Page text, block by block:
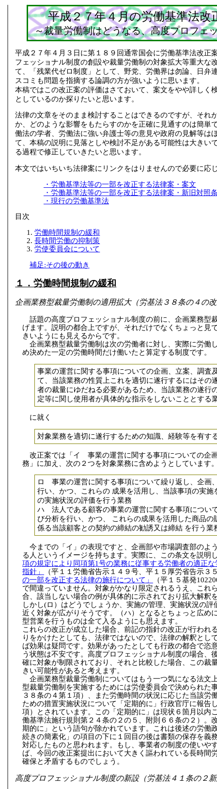
平成２７年４月の労働基準法改
～裁量労働制はどうなる、高度プロフェ
平成２７年４月３日に第１８９回通常国会に労働基準法改正
フェッショナル制度の創設や裁量労働制の対象拡大等重大な
て、「残業代ゼロ制度」として、野党、労働界は勿論、日弁
スコミも問題を指摘する論調の方が強いように思います。
本稿ではこの改正案の評価はさておいて、案文をやや詳しく
としているのか探りたいと思います。
法律の文章をそのまま検討することはできるのですが、それ
か、どのような影響をもたらすのかを正確に見通すのは簡単
働法の学者、労働法に強い弁護士等の意見や政府の見解等は
て、本稿の説明に見落としや検討不足がある可能性は大きい
る過程で修正していきたいと思います。
本文ではいちいち法律案にリンクをはりませんので必要に応
・労働基準法等の一部を改正する法律案・案文
・労働基準法等の一部を改正する法律案・新旧対照
・現行の労働基準法
目次
労働時間規制の緩和
長時間労働の抑制策
労使委員会について
補足:その後の動き
１．労働時間規制の緩和
企画業務型裁量労働制の適用拡大（労基法３８条の４の
話題の高度プロフェッショナル制度の前に、企画業務型
げます。説明の都合上ですが、それだけでなくちょっと見
きいようにも見えるからです。
企画業務型裁量労働制は次の労働者に対し、実際に労働
め決めた一定の労働時間だけ働いたと算定する制度です。
事業の運営に関する事項についての企画、立案、調査
て、当該業務の性質上これを適切に遂行するにはその
者の裁量にゆだねる必要があるため、当該業務の遂行
定等に関し使用者が具体的な指示をしないこととする
に就く
対象業務を適切に遂行するための知識、経験等を有す
改正案では「イ 事業の運営に関する事項についての企
務」に加え、次の２つを対象業務に含めようとしています
ロ 事業の運営に関する事項について繰り返し、企画
行い、かつ、これらの 成果を活用し、当該事項の実施
の実施状況の評価を行う業務
ハ 法人である顧客の事業の運営に関する事項につい
び分析を行い、かつ、 これらの成果を活用した商品の
係る当該顧客との契約の締結の勧誘又は締結 を行う業
今までの「イ」の表現ですと、企画部や市場調査部のよ
る人というイメージを持ちます。実際に、この条文を説明
項の規定により同項第1号の業務に従事する労働者の適正
指針」
（平１１労働省告示１４９号、平１５厚労省告示３
の一部を改正する法律の施行について」
（平１５基発
で間違っていません。対象がかなり限定されるうえ、これ
合、該当しない場合の例が具体的に示されており拡大解釈
しかし(ロ）はどうでしょうか、実施の管理、実施状況の
近く対象が広がりそうです。（ハ）となるとちょっと広め
型営業を行うものは全て入るようにも思えます。
これらの改正が成立した場合、前記の指針の改正が行われ
りをかけたとしても、法律ではないので、法律の解釈とし
ば効果は疑問です。効果があったとしても行政の都合で恣
う状態は不安です。高度プロフェッショナル制度の場合、
確に対象が制限されており、それと比較した場合、この裁
きい可能性があると考えます。
企画業務型裁量労働制についてはもう一つ気になる法文
型裁量労働制を実施するためには労使委員会で決められた
３８条の４第１項）、また労働時間の状況に応じた当該労
ための措置実施状況について「定期的に」行政官庁に報告
項）とされています。この「定期的に」は現状６箇月以内
働基準法施行規則第２４条の２の５、附則６６条の２）。
期的に」という語句が除かれています。これは後述の労働
続きの簡素化」の項目の下に１回目の後は書類の保存を義
対応したものと思われます。もし、事業者の制度の使いや
ば、今回の改正案提出において大きく謳われている長時間
確保と矛盾するものでしょう。
高度プロフェッショナル制度の新設（労基法４１条の２